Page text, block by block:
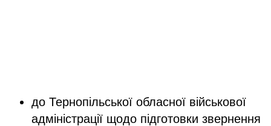
до Тернопільської обласної військової
адміністрації щодо підготовки звернення